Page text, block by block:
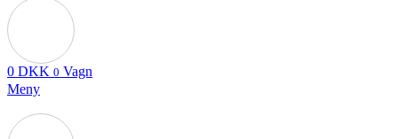
0 DKK 0 Vagn
Meny